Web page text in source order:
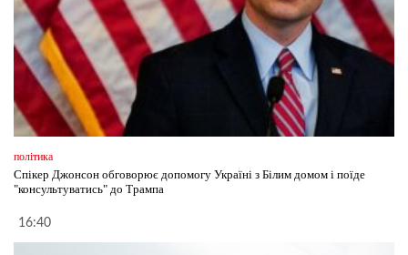
політика
Спікер Джонсон обговорює допомогу Україні з Білим домом і поїде
"консультуватись" до Трампа
16:40